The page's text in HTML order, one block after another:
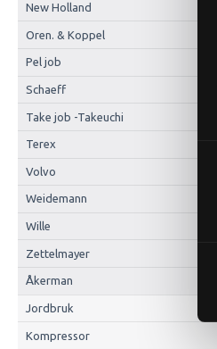
New Holland
Oren. & Koppel
Pel job
Schaeff
Take job -Takeuchi
Terex
Volvo
Weidemann
Wille
Zettelmayer
Åkerman
Jordbruk
Kompressor